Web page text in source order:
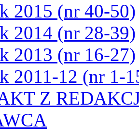
2015 (nr 40-50)
2014 (nr 28-39)
2013 (nr 16-27)
2011-12 (nr 1-
Z